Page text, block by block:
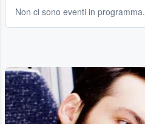
Non ci sono eventi in programma.